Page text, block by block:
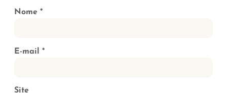
Nome *
E-mail *
Site